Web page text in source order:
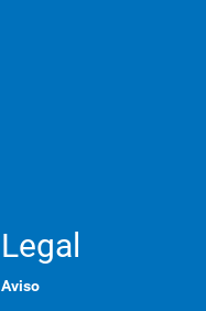
Legal
Aviso